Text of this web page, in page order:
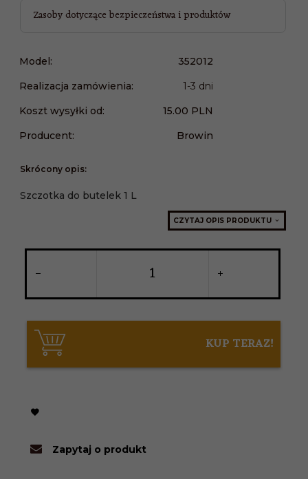
Zasoby dotyczące bezpieczeństwa i produktów
Model:
352012
Realizacja zamówienia:
1-3 dni
Koszt wysyłki od:
15.00 PLN
Producent:
Browin
Skrócony opis:
Szczotka do butelek 1 L
CZYTAJ OPIS PRODUKTU
KUP TERAZ!
Zapytaj o produkt